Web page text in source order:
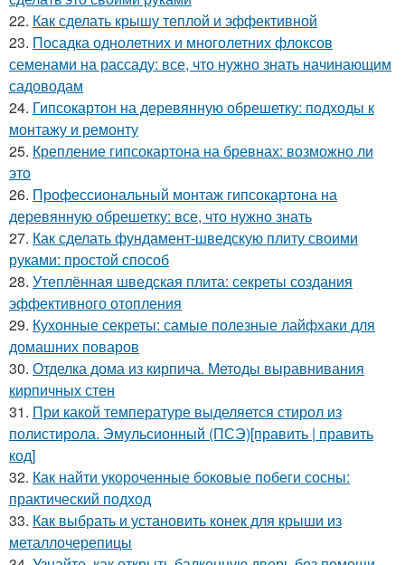
22. Как сделать крышу теплой и эффективной
23. Посадка однолетних и многолетних флоксов
семенами на рассаду: все, что нужно знать начинающим
садоводам
24. Гипсокартон на деревянную обрешетку: подходы к
монтажу и ремонту
25. Крепление гипсокартона на бревнах: возможно ли
это
26. Профессиональный монтаж гипсокартона на
деревянную обрешетку: все, что нужно знать
27. Как сделать фундамент-шведскую плиту своими
руками: простой способ
28. Утеплённая шведская плита: секреты создания
эффективного отопления
29. Кухонные секреты: самые полезные лайфхаки для
домашних поваров
30. Отделка дома из кирпича. Методы выравнивания
кирпичных стен
31. При какой температуре выделяется стирол из
полистирола. Эмульсионный (ПСЭ)[править | править
код]
32. Как найти укороченные боковые побеги сосны:
практический подход
33. Как выбрать и установить конек для крыши из
металлочерепицы